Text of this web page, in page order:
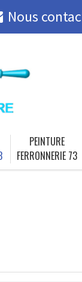
Nous
PEINTURE
FERRONNERIE 73